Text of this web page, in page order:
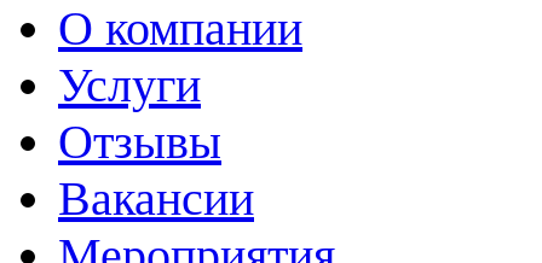
О компании
Услуги
Отзывы
Вакансии